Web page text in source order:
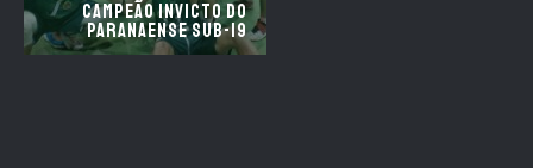
campeão invicto do
Paranaense sub-19